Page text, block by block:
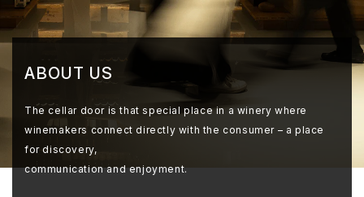
ABOUT US
The cellar door is that special place in a winery where
winemakers connect directly with the consumer – a place
for discovery,
communication and enjoyment.